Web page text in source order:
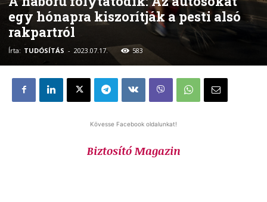
egy hónapra kiszorítják a pesti alsó
rakpartról
Írta: TUDÓSÍTÁS - 2023.07.17. 583
Kövesse Facebook oldalunkat!
Biztosító Magazin